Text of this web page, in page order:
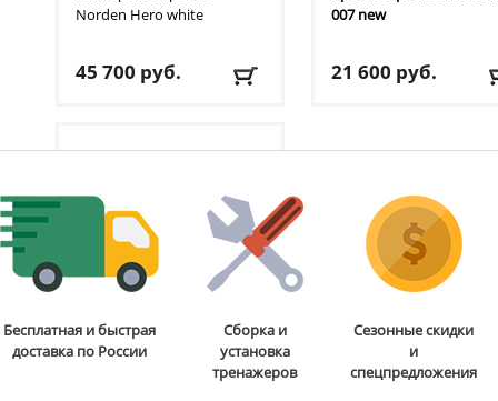
Norden Hero white
45 700 руб.
2-3 дня
007 new
21 600 руб.
2-3 дня
Эргономичное кресло для
персонала Norden
Ergo
Бесплатная и быстрая
доставка по России
Сборка и
установка
тренажеров
Сезонные скидки
и
спецпредложения